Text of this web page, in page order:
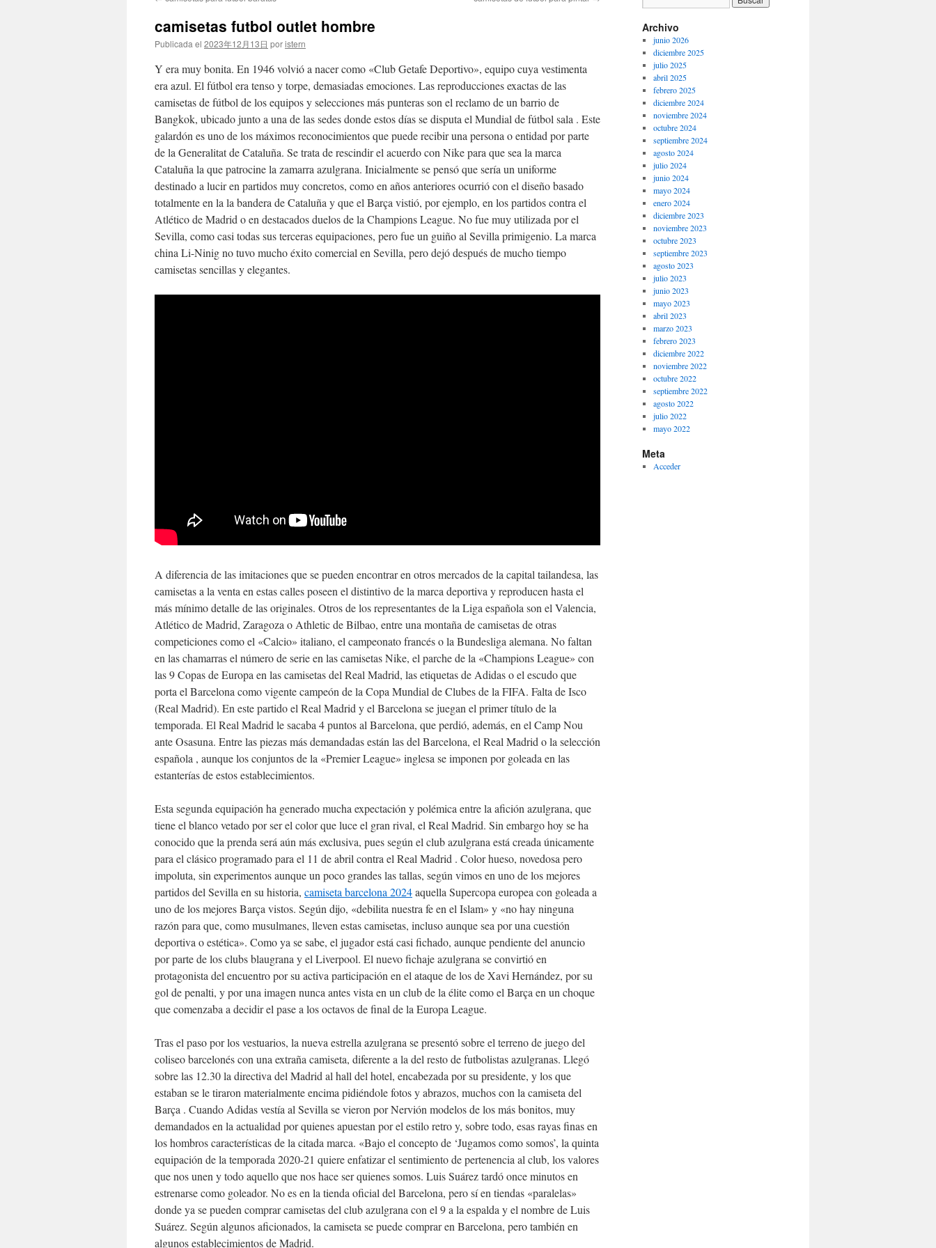
contenido
camisetas futbol outlet hombre
Publicada el 2023年12月13日 poristern
Y era muy bonita. En 1946 volvió a nacer como «Club Getafe Deportivo», equipo cuya vestimenta
era azul. El fútbol era tenso y torpe, demasiadas emociones. Las reproducciones exactas de las
camisetas de fútbol de los equipos y selecciones más punteras son el reclamo de un barrio de
Bangkok, ubicado junto a una de las sedes donde estos días se disputa el Mundial de fútbol sala . Este
galardón es uno de los máximos reconocimientos que puede recibir una persona o entidad por parte
de la Generalitat de Cataluña. Se trata de rescindir el acuerdo con Nike para que sea la marca
Cataluña la que patrocine la zamarra azulgrana. Inicialmente se pensó que sería un uniforme
destinado a lucir en partidos muy concretos, como en años anteriores ocurrió con el diseño basado
totalmente en la la bandera de Cataluña y que el Barça vistió, por ejemplo, en los partidos contra el
Atlético de Madrid o en destacados duelos de la Champions League. No fue muy utilizada por el
Sevilla, como casi todas sus terceras equipaciones, pero fue un guiño al Sevilla primigenio. La marca
china Li-Ninig no tuvo mucho éxito comercial en Sevilla, pero dejó después de mucho tiempo
camisetas sencillas y elegantes.
A diferencia de las imitaciones que se pueden encontrar en otros mercados de la capital tailandesa, las
camisetas a la venta en estas calles poseen el distintivo de la marca deportiva y reproducen hasta el
más mínimo detalle de las originales. Otros de los representantes de la Liga española son el Valencia,
Atlético de Madrid, Zaragoza o Athletic de Bilbao, entre una montaña de camisetas de otras
competiciones como el «Calcio» italiano, el campeonato francés o la Bundesliga alemana. No faltan
en las chamarras el número de serie en las camisetas Nike, el parche de la «Champions League» con
las 9 Copas de Europa en las camisetas del Real Madrid, las etiquetas de Adidas o el escudo que
porta el Barcelona como vigente campeón de la Copa Mundial de Clubes de la FIFA. Falta de Isco
(Real Madrid). En este partido el Real Madrid y el Barcelona se juegan el primer título de la
temporada. El Real Madrid le sacaba 4 puntos al Barcelona, que perdió, además, en el Camp Nou
ante Osasuna. Entre las piezas más demandadas están las del Barcelona, el Real Madrid o la selección
española , aunque los conjuntos de la «Premier League» inglesa se imponen por goleada en las
estanterías de estos establecimientos.
Esta segunda equipación ha generado mucha expectación y polémica entre la afición azulgrana, que
tiene el blanco vetado por ser el color que luce el gran rival, el Real Madrid. Sin embargo hoy se ha
conocido que la prenda será aún más exclusiva, pues según el club azulgrana está creada únicamente
para el clásico programado para el 11 de abril contra el Real Madrid . Color hueso, novedosa pero
impoluta, sin experimentos aunque un poco grandes las tallas, según vimos en uno de los mejores
partidos del Sevilla en su historia, camiseta barcelona 2024aquella Supercopa europea con goleada a
uno de los mejores Barça vistos. Según dijo, «debilita nuestra fe en el Islam» y «no hay ninguna
razón para que, como musulmanes, lleven estas camisetas, incluso aunque sea por una cuestión
deportiva o estética». Como ya se sabe, el jugador está casi fichado, aunque pendiente del anuncio
por parte de los clubs blaugrana y el Liverpool. El nuevo fichaje azulgrana se convirtió en
protagonista del encuentro por su activa participación en el ataque de los de Xavi Hernández, por su
gol de penalti, y por una imagen nunca antes vista en un club de la élite como el Barça en un choque
que comenzaba a decidir el pase a los octavos de final de la Europa League.
Tras el paso por los vestuarios, la nueva estrella azulgrana se presentó sobre el terreno de juego del
coliseo barcelonés con una extraña camiseta, diferente a la del resto de futbolistas azulgranas. Llegó
sobre las 12.30 la directiva del Madrid al hall del hotel, encabezada por su presidente, y los que
estaban se le tiraron materialmente encima pidiéndole fotos y abrazos, muchos con la camiseta del
Barça . Cuando Adidas vestía al Sevilla se vieron por Nervión modelos de los más bonitos, muy
demandados en la actualidad por quienes apuestan por el estilo retro y, sobre todo, esas rayas finas en
los hombros características de la citada marca. «Bajo el concepto de ‘Jugamos como somos’, la quinta
equipación de la temporada 2020-21 quiere enfatizar el sentimiento de pertenencia al club, los valores
que nos unen y todo aquello que nos hace ser quienes somos. Luis Suárez tardó once minutos en
estrenarse como goleador. No es en la tienda oficial del Barcelona, pero sí en tiendas «paralelas»
donde ya se pueden comprar camisetas del club azulgrana con el 9 a la espalda y el nombre de Luis
Suárez. Según algunos aficionados, la camiseta se puede comprar en Barcelona, pero también en
algunos establecimientos de Madrid.
Archivo
junio 2026
diciembre 2025
julio 2025
abril 2025
febrero 2025
diciembre 2024
noviembre 2024
octubre 2024
septiembre 2024
agosto 2024
julio 2024
junio 2024
mayo 2024
enero 2024
diciembre 2023
noviembre 2023
octubre 2023
septiembre 2023
agosto 2023
julio 2023
junio 2023
mayo 2023
abril 2023
marzo 2023
febrero 2023
diciembre 2022
noviembre 2022
octubre 2022
septiembre 2022
agosto 2022
julio 2022
mayo 2022
Meta
Acceder